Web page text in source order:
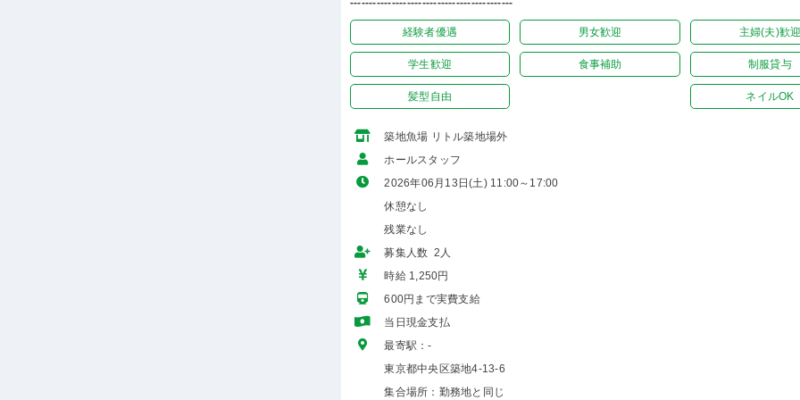
-------------------------------------------
経験者優遇 男女歓迎 主婦(夫)歓
学生歓迎 食事補助 制服貸与
髪型自由 ネイルOK
築地魚場 リトル築地場外
ホールスタッフ
2026年06月13日(土) 11:00～17:00
休憩なし
残業なし
募集人数 2人
時給 1,250円
600円まで実費支給
当日現金支払
最寄駅：-
東京都中央区築地4-13-6
集合場所：勤務地と同じ